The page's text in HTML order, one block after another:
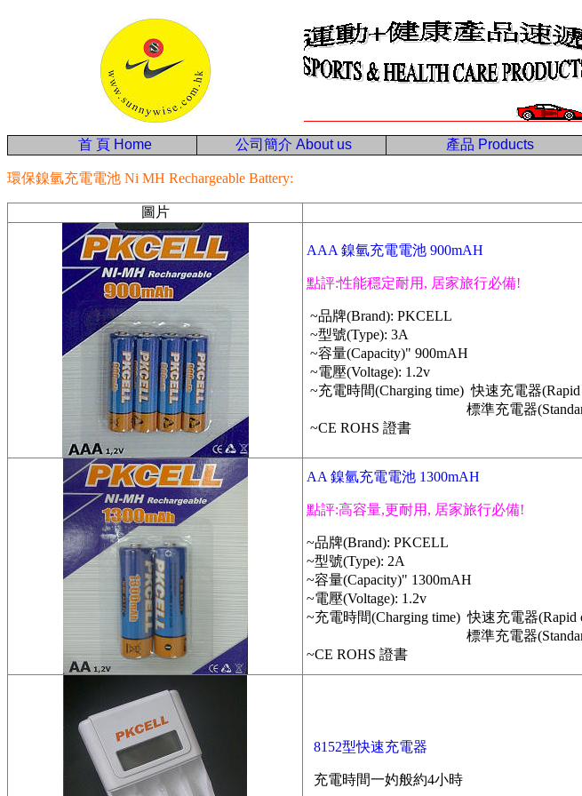
首 頁 Home 公司簡介 About us 產品 Products
環保鎳氫充電電池 Ni MH Rechargeable Battery:
圖片
AAA 鎳氫充電電池 900mAH
點評:性能穩定耐用, 居家旅行必備!
~品牌(Brand): PKCELL
~型號(Type): 3A
~容量(Capacity)" 900mAH
~電壓(Voltage): 1.2v
~充電時間(Charging time) 快速充電器(Rapid
標準充電器(Standard
~CE ROHS 證書
AA 鎳氫充電電池 1300mAH
點評:高容量,更耐用, 居家旅行必備!
~品牌(Brand): PKCELL
~型號(Type): 2A
~容量(Capacity)" 1300mAH
~電壓(Voltage): 1.2v
~充電時間(Charging time) 快速充電器(Rapid
標準充電器(Standard
~CE ROHS 證書
8152型快速充電器
充電時間一妁般約4小時